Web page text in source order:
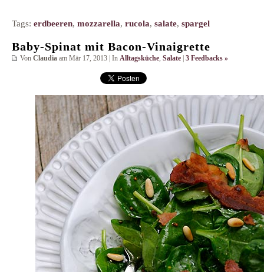
Tags: erdbeeren, mozzarella, rucola, salate, spargel
Baby-Spinat mit Bacon-Vinaigrette
Von Claudia am Mär 17, 2013 | In Alltagsküche Salate | 3 Feedbacks »